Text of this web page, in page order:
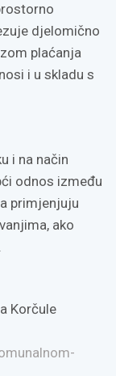
djelomično
plaćanja
i u skladu s
i na način
odnos između
primjenjuju
ako
Korčule